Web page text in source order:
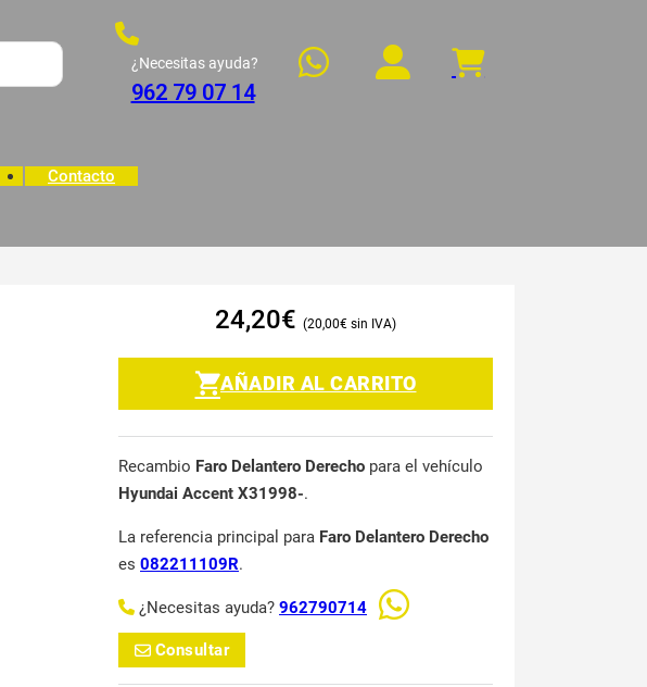
¿Necesitas ayuda?
962 79 07 14
Contacto
24,20€ 20,00€
AÑADIR AL CARRITO
Recambio Faro Delantero Derecho para el vehículo
Hyundai Accent X31998-.
La referencia principal para Faro Delantero Derecho
es 082211109R.
¿Necesitas ayuda? 962790714
Consultar